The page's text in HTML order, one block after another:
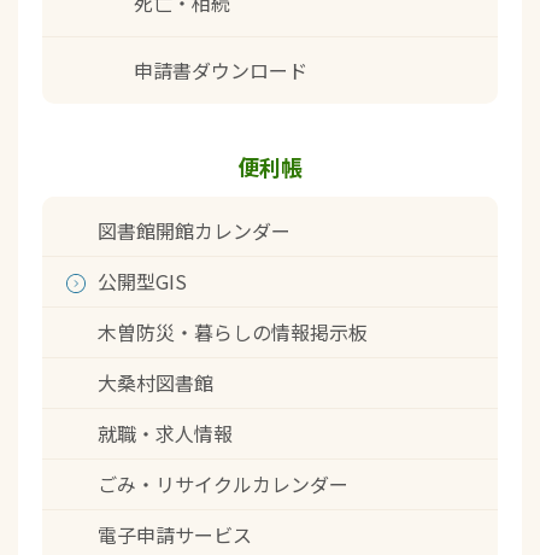
申請書ダウンロード
便利帳
図書館開館カレンダー
公開型GIS
木曽防災・暮らしの情報掲示板
大桑村図書館
就職・求人情報
ごみ・リサイクルカレンダー
電子申請サービス